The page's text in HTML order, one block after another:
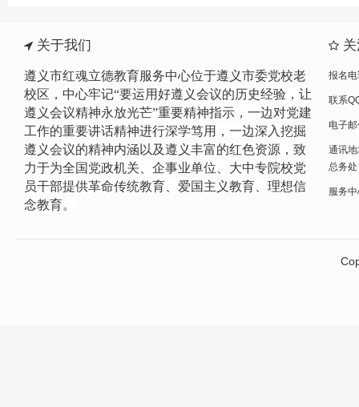
关于我们
遵义市红魂立德教育服务中心位于遵义市委党校老
校区，中心牢记“要运用好遵义会议的历史经验，让
遵义会议精神永放光芒”重要精神指示，一边对党建
工作的重要讲话精神进行深学笃用，一边深入挖掘
遵义会议的精神内涵以及遵义丰富的红色资源，致
力于为全国党政机关、企事业单位、大中专院校党
员干部提供革命传统教育、爱国主义教育、理想信
念教育。
报名
联系
电子
通讯
总务
服务